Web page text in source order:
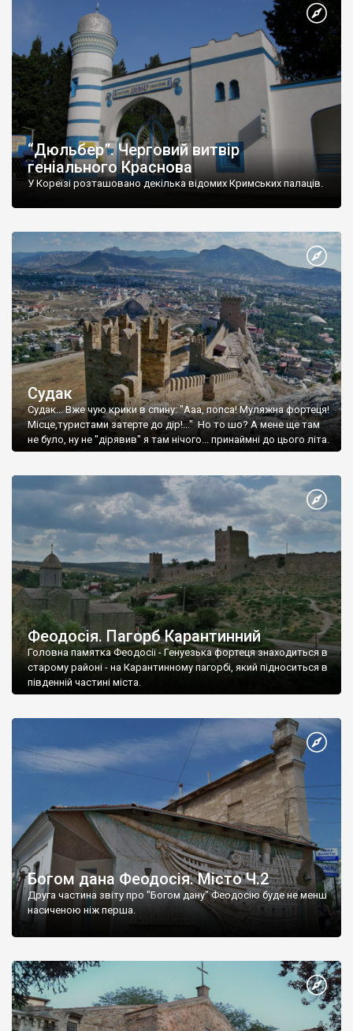
“Дюльбер”. Черговий витвір
геніального Краснова
У Кореїзі розташовано декілька відомих Кримських палаців.
Судак
Судак... Вже чую крики в спину: "Ааа, попса! Муляжна фортеця!
Місце,туристами затерте до дір!..." Но то шо? А мене ще там
не було, ну не "дірявив" я там нічого... принаймні до цього літа.
Феодосія. Пагорб Карантинний
Головна памятка Феодосії - Генуезька фортеця знаходиться в
старому районі - на Карантинному пагорбі, який підноситься в
південній частині міста.
Богом дана Феодосія. Місто Ч.2
Друга частина звіту про "Богом дану" Феодосію буде не менш
насиченою ніж перша.